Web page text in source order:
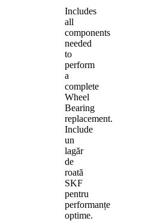
Includes
all
components
needed
to
perform
a
complete
Wheel
Bearing
replacement.
Include
un
lagăr
de
roată
SKF
pentru
performanțe
optime.